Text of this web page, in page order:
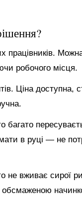
працівників.
робочого місця.
Ціна доступна,
багато
в руці — не
не вживає сирої
обсмаженою